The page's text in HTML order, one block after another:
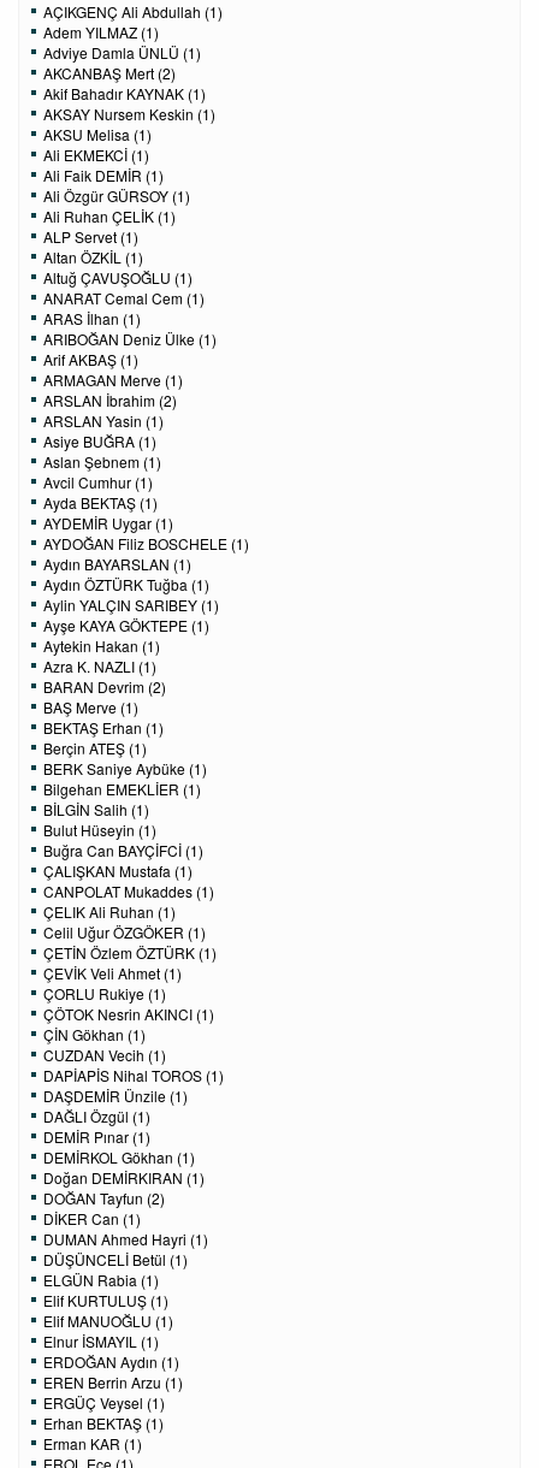
AÇIKGENÇ Ali Abdullah (1)
Adem YILMAZ (1)
Adviye Damla ÜNLÜ (1)
AKCANBAŞ Mert (2)
Akif Bahadır KAYNAK (1)
AKSAY Nursem Keskin (1)
AKSU Melisa (1)
Ali EKMEKCİ (1)
Ali Faik DEMİR (1)
Ali Özgür GÜRSOY (1)
Ali Ruhan ÇELİK (1)
ALP Servet (1)
Altan ÖZKİL (1)
Altuğ ÇAVUŞOĞLU (1)
ANARAT Cemal Cem (1)
ARAS İlhan (1)
ARIBOĞAN Deniz Ülke (1)
Arif AKBAŞ (1)
ARMAGAN Merve (1)
ARSLAN İbrahim (2)
ARSLAN Yasin (1)
Asiye BUĞRA (1)
Aslan Şebnem (1)
Avcil Cumhur (1)
Ayda BEKTAŞ (1)
AYDEMİR Uygar (1)
AYDOĞAN Filiz BOSCHELE (1)
Aydın BAYARSLAN (1)
Aydın ÖZTÜRK Tuğba (1)
Aylin YALÇIN SARIBEY (1)
Ayşe KAYA GÖKTEPE (1)
Aytekin Hakan (1)
Azra K. NAZLI (1)
BARAN Devrim (2)
BAŞ Merve (1)
BEKTAŞ Erhan (1)
Berçin ATEŞ (1)
BERK Saniye Aybüke (1)
Bilgehan EMEKLİER (1)
BİLGİN Salih (1)
Bulut Hüseyin (1)
Buğra Can BAYÇİFCİ (1)
ÇALIŞKAN Mustafa (1)
CANPOLAT Mukaddes (1)
ÇELIK Ali Ruhan (1)
Celil Uğur ÖZGÖKER (1)
ÇETİN Özlem ÖZTÜRK (1)
ÇEVİK Veli Ahmet (1)
ÇORLU Rukiye (1)
ÇÖTOK Nesrin AKINCI (1)
ÇİN Gökhan (1)
CUZDAN Vecih (1)
DAPİAPİS Nihal TOROS (1)
DAŞDEMİR Ünzile (1)
DAĞLI Özgül (1)
DEMİR Pınar (1)
DEMİRKOL Gökhan (1)
Doğan DEMİRKIRAN (1)
DOĞAN Tayfun (2)
DİKER Can (1)
DUMAN Ahmed Hayri (1)
DÜŞÜNCELİ Betül (1)
ELGÜN Rabia (1)
Elif KURTULUŞ (1)
Elif MANUOĞLU (1)
Elnur İSMAYIL (1)
ERDOĞAN Aydın (1)
EREN Berrin Arzu (1)
ERGÜÇ Veysel (1)
Erhan BEKTAŞ (1)
Erman KAR (1)
EROL Ece (1)